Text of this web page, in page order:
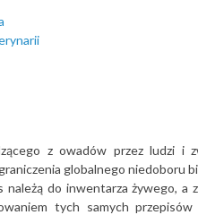
z owadów przez ludzi i
globalnego niedoboru
należą do inwentarza żywego, a
tych samych